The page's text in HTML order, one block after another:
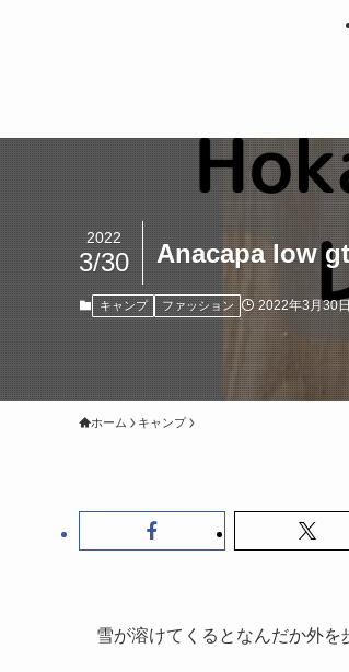
Anacapa low
2022
3/30
キャンプ ファッション 2022年3月30日
ホーム キャンプ
雪が溶けてくるとなんだか外を